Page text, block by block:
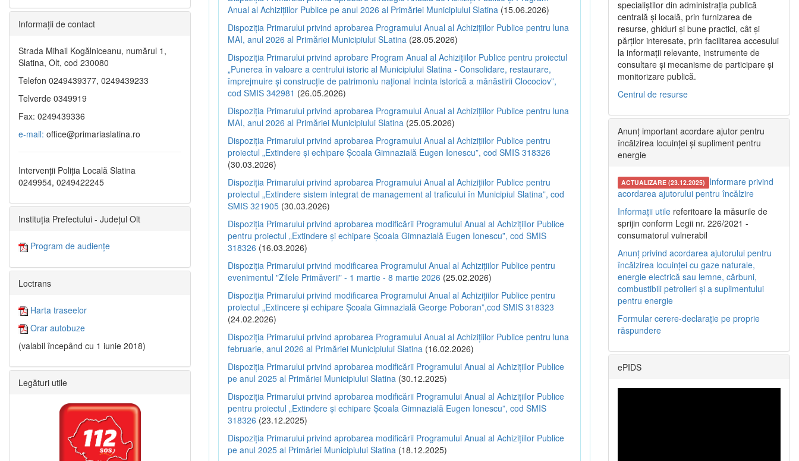
Anual al Achizițiilor Publice pe anul 2026 al Primăriei Municipiului Slatina (15.06.2026)
Dispoziția Primarului privind aprobarea Programului Anual al Achizițiilor Publice pentru luna
MAI, anul 2026 al Primăriei Municipiului SLatina (28.05.2026)
Dispoziția Primarului privind aprobare Program Anual al Achizițiilor Publice pentru proiectul
„Punerea în valoare a centrului istoric al Municipiului Slatina - Consolidare, restaurare,
împrejmuire și construcție de patrimoniu național incinta istorică a mânăstirii Clocociov”,
cod SMIS 342981 (26.05.2026)
Dispoziția Primarului privind aprobarea Programului Anual al Achizițiilor Publice pentru luna
MAI, anul 2026 al Primăriei Municipiului Slatina (25.05.2026)
Dispoziția Primarului privind aprobarea Programului Anual al Achizițiilor Publice pentru
proiectul „Extindere și echipare Școala Gimnazială Eugen Ionescu”, cod SMIS 318326
(30.03.2026)
Dispoziția Primarului privind aprobarea Programului Anual al Achizițiilor Publice pentru
proiectul „Extindere sistem integrat de management al traficului în Municipiul Slatina”, cod
SMIS 321905 (30.03.2026)
Dispoziția Primarului privind aprobarea modificării Programului Anual al Achizițiilor Publice
pentru proiectul „Extindere și echipare Școala Gimnazială Eugen Ionescu”, cod SMIS
318326 (16.03.2026)
Dispoziția Primarului privind modificarea Programului Anual al Achizițiilor Publice pentru
evenimentul "Zilele Primăverii" - 1 martie - 8 martie 2026 (25.02.2026)
Dispoziția Primarului privind modificarea Programului Anual al Achizițiilor Publice pentru
proiectul „Extincere și echipare Școala Gimnazială George Poboran”,cod SMIS 318323
(24.02.2026)
Dispoziția Primarului privind aprobarea Programului Anual al Achizițiilor Publice pentru luna
februarie, anul 2026 al Primăriei Municipiului Slatina (16.02.2026)
Dispoziția Primarului privind aprobarea modificării Programului Anual al Achizițiilor Publice
pe anul 2025 al Primăriei Municipiului Slatina (30.12.2025)
Dispoziția Primarului privind aprobarea modificării Programului Anual al Achizițiilor Publice
pentru proiectul „Extindere și echipare Școala Gimnazială Eugen Ionescu”, cod SMIS
318326 (23.12.2025)
Dispoziția Primarului privind aprobarea modificării Programului Anual al Achizițiilor Publice
pe anul 2025 al Primăriei Municipiului Slatina (18.12.2025)
Informaţii de contact
Strada Mihail Kogălniceanu, numărul 1,
Slatina, Olt, cod 230080
Telefon 0249439377, 0249439233
Telverde 0349919
Fax: 0249439336
e-mail: office@primariaslatina.ro
Intervenții Poliția Locală Slatina
0249954, 0249422245
Instituția Prefectului - Județul Olt
Program de audiențe
Loctrans
Harta traseelor
Orar autobuze
(valabil începând cu 1 iunie 2018)
Legături utile
specialiștilor din administrația publică
centrală și locală, prin furnizarea de
resurse, ghiduri și bune practici, cât și
părților interesate, prin facilitarea accesului
la informații relevante, instrumente de
consultare și mecanisme de participare și
monitorizare publică.
Centrul de resurse
Anunț important acordare ajutor pentru
încălzirea locuinței și supliment pentru
energie
ACTUALIZARE (23.12.2025) Informare privind
acordarea ajutorului pentru încălzire
Informații utile referitoare la măsurile de
sprijin conform Legii nr. 226/2021 -
consumatorul vulnerabil
Anunț privind acordarea ajutorului pentru
încălzirea locuinței cu gaze naturale,
energie electrică sau lemne, cărbuni,
combustibili petrolieri și a suplimentului
pentru energie
Formular cerere-declarație pe proprie
răspundere
ePIDS